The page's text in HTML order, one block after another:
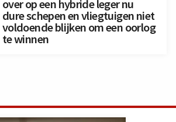
over op een hybride leger nu
dure schepen en vliegtuigen niet
voldoende blijken om een oorlog
te winnen